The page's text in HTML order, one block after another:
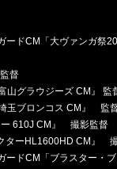
ードCM「大ヴァンガ祭
督
山グラウジーズ CM』 監
玉ブロンコス CM』 監
ー 610J CM』 撮影監督
ターHL1600HD CM』
ードCM「ブラスター・